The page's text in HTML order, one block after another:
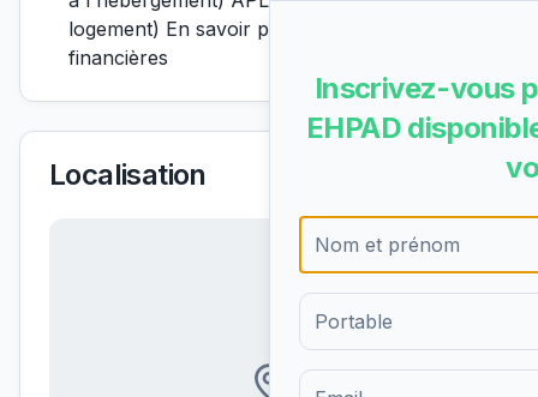
logement) En savoir plus sur les aides
financières
Localisation
Inscrivez-vous
EHPAD